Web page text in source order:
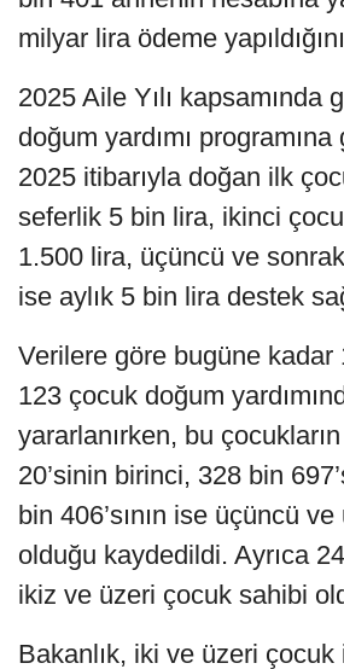
milyar lira ödeme
2025 Aile Yılı kapsamında
doğum yardımı
2025 itibarıyla doğan ilk
seferlik 5 bin lira, ikinci
1.500 lira, üçüncü ve
ise aylık 5 bin lira destek
Verilere göre bugüne kadar
123 çocuk doğum
yararlanırken, bu
20’sinin birinci, 328 bin
bin 406’sının ise üçüncü
olduğu kaydedildi. Ayrıca
ikiz ve üzeri çocuk sahibi
Bakanlık, iki ve üzeri